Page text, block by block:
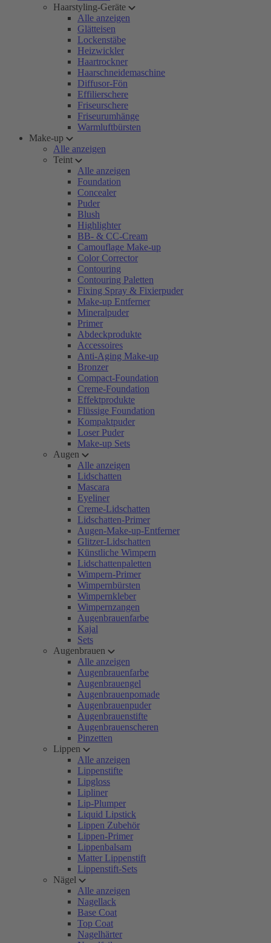
Haarstyling-Geräte
Alle anzeigen
Glätteisen
Lockenstäbe
Heizwickler
Haartrockner
Haarschneidemaschine
Diffusor-Fön
Effilierschere
Friseurschere
Friseurumhänge
Warmluftbürsten
Make-up
Alle anzeigen
Teint
Alle anzeigen
Foundation
Concealer
Puder
Blush
Highlighter
BB- & CC-Cream
Camouflage Make-up
Color Corrector
Contouring
Contouring Paletten
Fixing Spray & Fixierpuder
Make-up Entferner
Mineralpuder
Primer
Abdeckprodukte
Accessoires
Anti-Aging Make-up
Bronzer
Compact-Foundation
Creme-Foundation
Effektprodukte
Flüssige Foundation
Kompaktpuder
Loser Puder
Make-up Sets
Augen
Alle anzeigen
Lidschatten
Mascara
Eyeliner
Creme-Lidschatten
Lidschatten-Primer
Augen-Make-up-Entferner
Glitzer-Lidschatten
Künstliche Wimpern
Lidschattenpaletten
Wimpern-Primer
Wimpernbürsten
Wimpernkleber
Wimpernzangen
Augenbrauenfarbe
Kajal
Sets
Augenbrauen
Alle anzeigen
Augenbrauenfarbe
Augenbrauengel
Augenbrauenpomade
Augenbrauenpuder
Augenbrauenstifte
Augenbrauenscheren
Pinzetten
Lippen
Alle anzeigen
Lippenstifte
Lipgloss
Lipliner
Lip-Plumper
Liquid Lipstick
Lippen Zubehör
Lippen-Primer
Lippenbalsam
Matter Lippenstift
Lippenstift-Sets
Nägel
Alle anzeigen
Nagellack
Base Coat
Top Coat
Nagelhärter